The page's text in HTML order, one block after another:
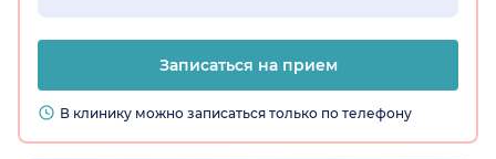
Записаться на прием
В клинику можно записаться только по телефону